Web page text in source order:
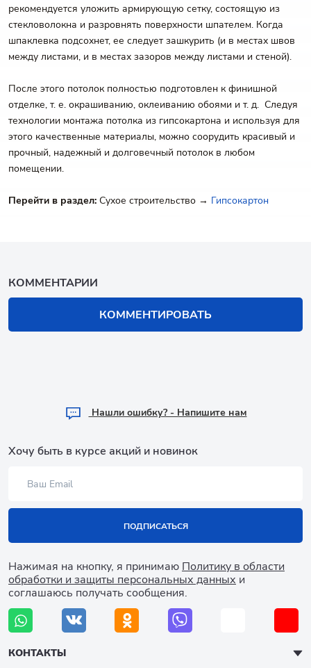
рекомендуется уложить армирующую сетку, состоящую из
стекловолокна и разровнять поверхности шпателем. Когда
шпаклевка подсохнет, ее следует зашкурить (и в местах швов
между листами, и в местах зазоров между листами и стеной).
После этого потолок полностью подготовлен к финишной
отделке, т. е. окрашиванию, оклеиванию обоями и т. д. Следуя
технологии монтажа потолка из гипсокартона и используя для
этого качественные материалы, можно соорудить красивый и
прочный, надежный и долговечный потолок в любом
помещении.
Перейти в раздел: Сухое строительство → Гипсокартон
КОММЕНТАРИИ
КОММЕНТИРОВАТЬ
Hашли ошибку? - Напишите нам
Хочу быть в курсе акций и новинок
ПОДПИСАТЬСЯ
Нажимая на кнопку, я принимаю Политику в области
обработки и защиты персональных данных и
соглашаюсь получать сообщения.
КОНТАКТЫ